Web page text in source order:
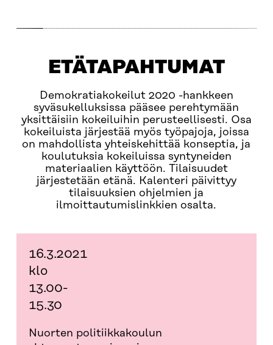
ETÄTAPAHTUMAT
Demokratiakokeilut 2020 -hankkeen
syväsukelluksissa pääsee perehtymään
yksittäisiin kokeiluihin perusteellisesti. Osa
kokeiluista järjestää myös työpajoja, joissa
on mahdollista yhteiskehittää konseptia, ja
koulutuksia kokeiluissa syntyneiden
materiaalien käyttöön. Tilaisuudet
järjestetään etänä. Kalenteri päivittyy
tilaisuuksien ohjelmien ja
ilmoittautumislinkkien osalta.
16.3.2021
klo
13.00-
15.30
Nuorten politiikkakoulun